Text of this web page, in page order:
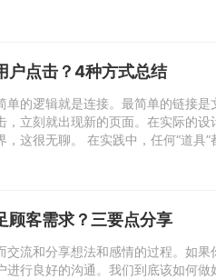
户点击？4种方式总结
单的逻辑就是连接。最简单的链接
，立刻就出现新的页面。在实际的
这很无聊。 在实践中，任何“道具”
顾客需求？三要点分享
交流和分享想法和感情的过程。如
进行良好的沟通。我们到底该如何